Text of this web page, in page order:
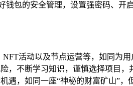
包的安全管理，设置强密码、开
活动以及节点运营等，如同为
，不断学习知识，谨慎选择项目
，如同一座“神秘的财富矿山”